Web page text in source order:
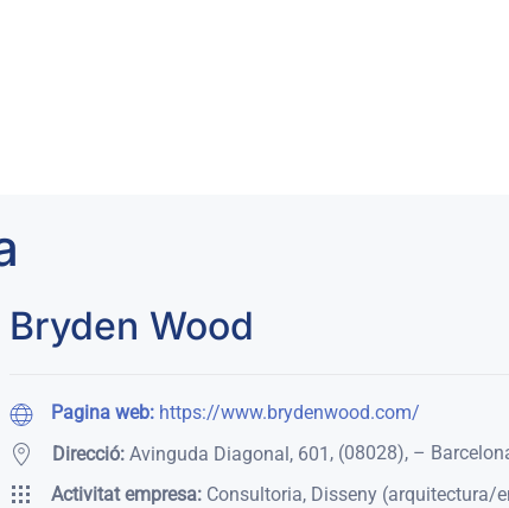
Bryden Wood
Pagina web: https://www.brydenwood.com/
Direcció:Avinguda Diagonal, 601 , (08028), –
Activitat empresa: Consultoria, Disseny (arquitectura/